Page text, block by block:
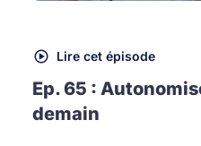
Lire cet épisode
Ep. 65 :
demain